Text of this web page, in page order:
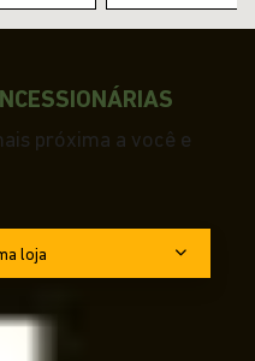
próxima a você e
loja